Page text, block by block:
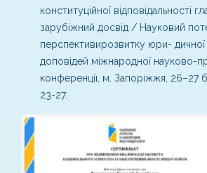
конституційної відповідальності
зарубіжний досвід / Науковий
перспективирозвитку юри- дичної
доповідей міжнародної науково-
конференції, м. Запоріжжя, 26–27
23-27.